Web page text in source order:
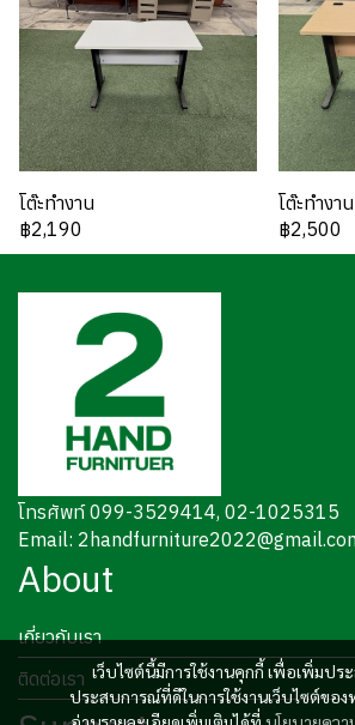
โต๊ะทำงาน
฿2,190
โต๊ะทำงา
฿2,500
เว็บไซต์นี้มีการใช้งานคุกกี้ เพื่อเพิ่มปร
ประสบการณ์ที่ดีในการใช้งานเว็บไซต์ขอ
โทรศัพท์ 099-3529414, 02-1025315
Email:
About
เกี่ยวกับเรา
ติดต่อเรา